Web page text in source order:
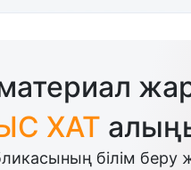
ХАТ
білім беру